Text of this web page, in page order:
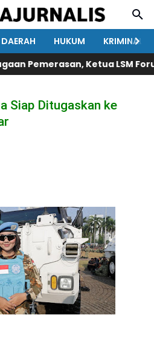
DAERAH HUKUM
KRIMINAL
Ketua LSM Forum
Siap Ditugaskan ke